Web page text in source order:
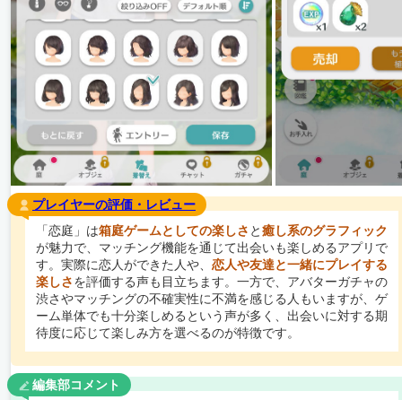
プレイヤーの評価・レビュー
「恋庭」は箱庭ゲームとしての楽しさ と癒し系のグラフィック
が魅力で、マッチング機能を通じて出会いも楽しめるアプリで
す。実際に恋人ができた人や、 恋人や友達と一緒にプレイする
楽しさを評価する声も目立ちます。一方で、アバターガチャの
渋さやマッチングの不確実性に不満を感じる人もいますが、ゲ
ーム単体でも十分楽しめるという声が多く、出会いに対する期
待度に応じて楽しみ方を選べるのが特徴です。
編集部コメント